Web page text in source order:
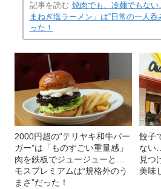
記事を読む 焼肉でも、冷麺でもな
まねぎ塩ラーメン」は“日常の一人
った！
2000円超の“テリヤキ和牛バー
ガー”は「ものすごい重量感」
肉を鉄板でジュージューと…
モスプレミアムは“規格外のう
まさ”だった！
餃子
ない
見つ
美味